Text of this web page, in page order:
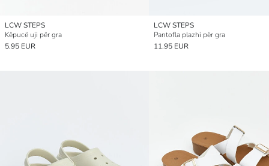
LCW STEPS
Këpucë uji për gra
5.95 EUR
LCW STEPS
Pantofla plazhi për gra
11.95 EUR